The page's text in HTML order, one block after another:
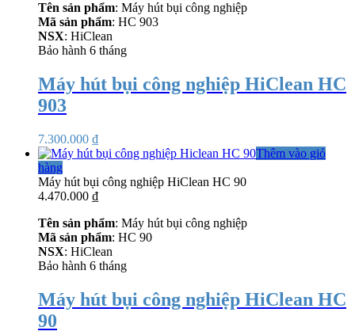
Tên sản phẩm: Máy hút bụi công nghiệp
Mã sản phẩm: HC 903
NSX: HiClean
Bảo hành 6 tháng
Máy hút bụi công nghiệp HiClean HC
903
7.300.000 ₫
Thêm vào giỏ
hàng
Máy hút bụi công nghiệp HiClean HC 90
4.470.000 ₫
Tên sản phẩm: Máy hút bụi công nghiệp
Mã sản phẩm: HC 90
NSX: HiClean
Bảo hành 6 tháng
Máy hút bụi công nghiệp HiClean HC
90